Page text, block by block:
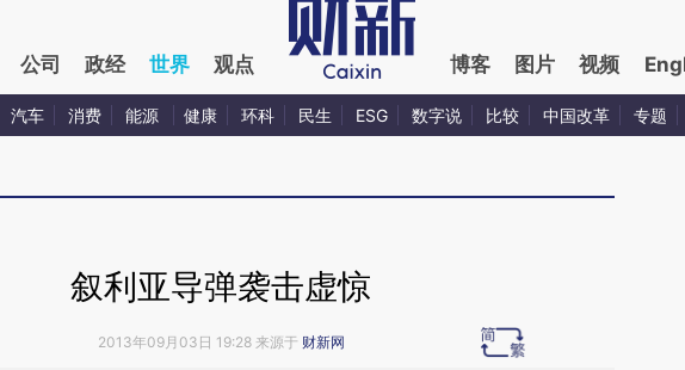
公司 政经 世界 观点 博客 图片 视频
汽车 消费 能源 健康 环科 民生 ESG 数字说 比较 中国改革 专题
叙利亚导弹袭击虚惊
2013年09月03日 19:28 来源于 财新网